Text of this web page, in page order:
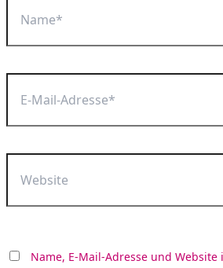
Mail-
Name, E-Mail-Adresse und